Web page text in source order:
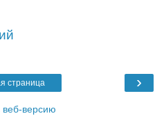
›
страница
веб-версию